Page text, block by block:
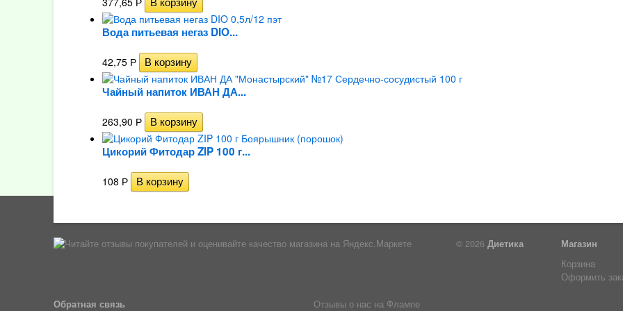
Вода питьевая негаз DIO...
42,75 Р
Чайный напиток ИВАН ДА...
263,90 Р
Цикорий Фитодар ZIP 100 г...
108 Р
© 2026 Диетика
Магазин
Корзина
Оформить
Обратная связь Отзывы о нас на Флампе